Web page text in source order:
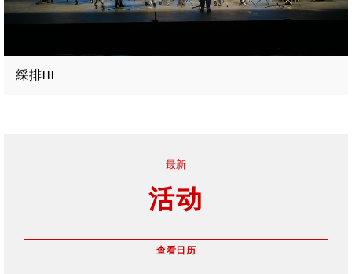
綵排III
最新
活动
查看日历